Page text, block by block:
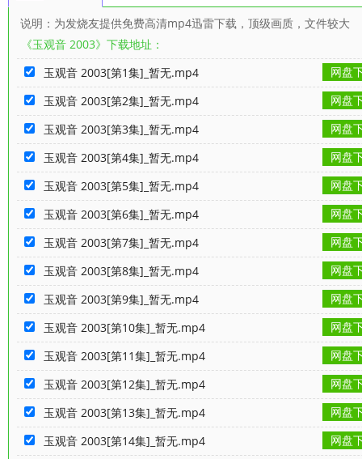
说明：为发烧友提供免费高清mp4迅雷下载，顶级画质，文件较大
《玉观音 2003》下载地址：
玉观音 2003[第1集]_暂无.mp4
网盘
玉观音 2003[第2集]_暂无.mp4
网盘
玉观音 2003[第3集]_暂无.mp4
网盘
玉观音 2003[第4集]_暂无.mp4
网盘
玉观音 2003[第5集]_暂无.mp4
网盘
玉观音 2003[第6集]_暂无.mp4
网盘
玉观音 2003[第7集]_暂无.mp4
网盘
玉观音 2003[第8集]_暂无.mp4
网盘
玉观音 2003[第9集]_暂无.mp4
网盘
玉观音 2003[第10集]_暂无.mp4
网盘
玉观音 2003[第11集]_暂无.mp4
网盘
玉观音 2003[第12集]_暂无.mp4
网盘
玉观音 2003[第13集]_暂无.mp4
网盘
玉观音 2003[第14集]_暂无.mp4
网盘